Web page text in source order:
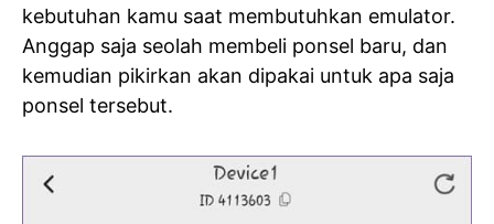
kebutuhan kamu saat membutuhkan emulator.
Anggap saja seolah membeli ponsel baru, dan
kemudian pikirkan akan dipakai untuk apa saja
ponsel tersebut.